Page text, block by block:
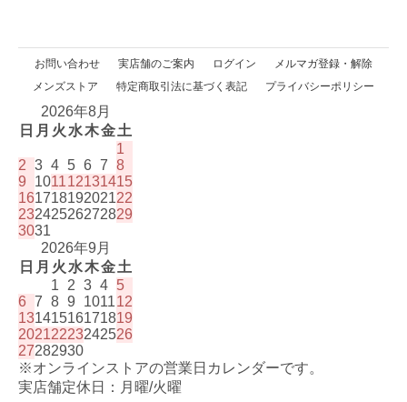
お問い合わせ 実店舗のご案内 ログイン
メルマガ登録・解除
メンズストア
特定商取引法に基づく表記 プライバシーポリシー
2026年8月
日 月 火 水木金土
1
2 3 4 5 6 7 8
9
101112131415
16171819202122
23242526272829
3031
2026年9月
日 月 火 水木金土
1
2 3 4 5
6 7 8 9 101112
13141516171819
20212223242526
27282930
※オンラインストアの営業日カレンダーです。
実店舗定休日：月曜/火曜